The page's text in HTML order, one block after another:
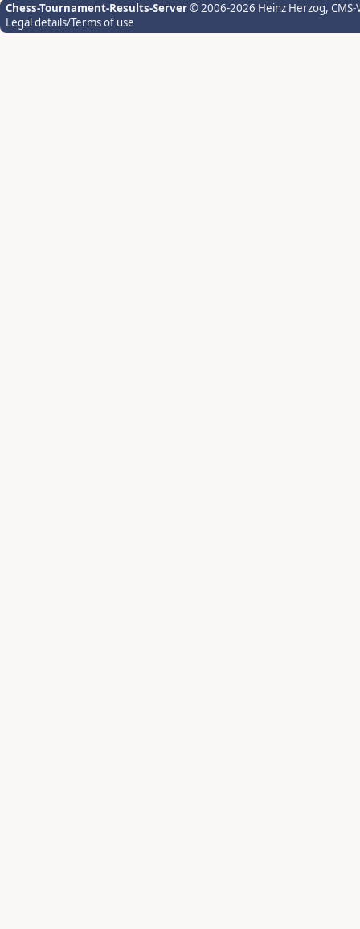
Chess-Tournament-Results-Server© 2006-2026 Heinz Herzog,
Legal details/Terms of use